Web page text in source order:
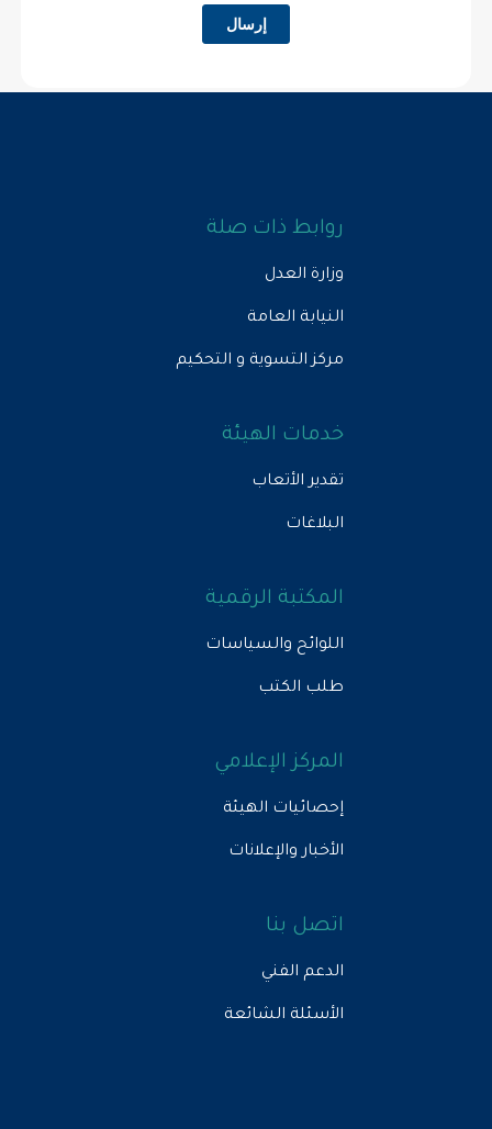
إرسال
روابط ذات صلة
وزارة العدل
النيابة العامة
مركز التسوية و التحكيم
خدمات الهيئة
تقدير الأتعاب
البلاغات
المكتبة الرقمية
اللوائح والسياسات
طلب الكتب
المركز الإعلامي
إحصائيات الهيئة
الأخبار والإعلانات
اتصل بنا
الدعم الفني
الأسئلة الشائعة